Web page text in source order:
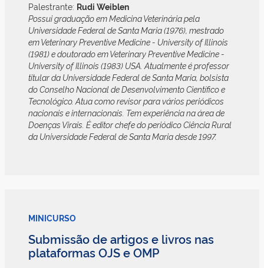
Palestrante: Rudi Weiblen
Possui graduação em Medicina Veterinária pela
Universidade Federal de Santa Maria (1976), mestrado
em Veterinary Preventive Medicine - University of Illinois
(1981) e doutorado em Veterinary Preventive Medicine -
University of Illinois (1983) USA. Atualmente é professor
titular da Universidade Federal de Santa Maria, bolsista
do Conselho Nacional de Desenvolvimento Científico e
Tecnológico. Atua como revisor para vários periódicos
nacionais e internacionais. Tem experiência na área de
Doenças Virais. É editor chefe do periódico Ciência Rural
da Universidade Federal de Santa Maria desde 1997.
MINICURSO
Submissão de artigos e livros nas
plataformas OJS e OMP